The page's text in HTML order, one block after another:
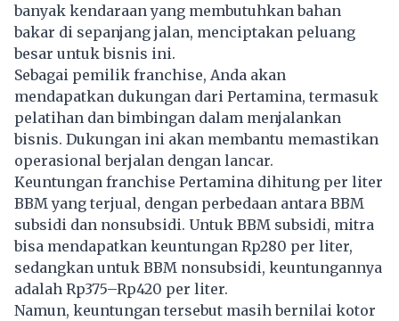
banyak kendaraan yang membutuhkan bahan
bakar di sepanjang jalan, menciptakan peluang
besar untuk bisnis ini.
Sebagai pemilik franchise, Anda akan
mendapatkan dukungan dari Pertamina, termasuk
pelatihan dan bimbingan dalam menjalankan
bisnis. Dukungan ini akan membantu memastikan
operasional berjalan dengan lancar.
Keuntungan franchise Pertamina dihitung per liter
BBM yang terjual, dengan perbedaan antara BBM
subsidi dan nonsubsidi. Untuk BBM subsidi, mitra
bisa mendapatkan keuntungan Rp280 per liter,
sedangkan untuk BBM nonsubsidi, keuntungannya
adalah Rp375–Rp420 per liter.
Namun, keuntungan tersebut masih bernilai kotor